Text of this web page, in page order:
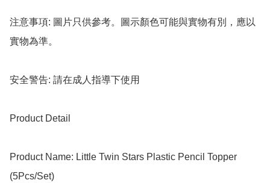
注意事項: 圖片只供參考。圖示顏色可能與實物有別，應以
實物為準。
安全警告: 請在成人指導下使用
Product Detail
Product Name: Little Twin Stars Plastic Pencil Topper
(5Pcs/Set)